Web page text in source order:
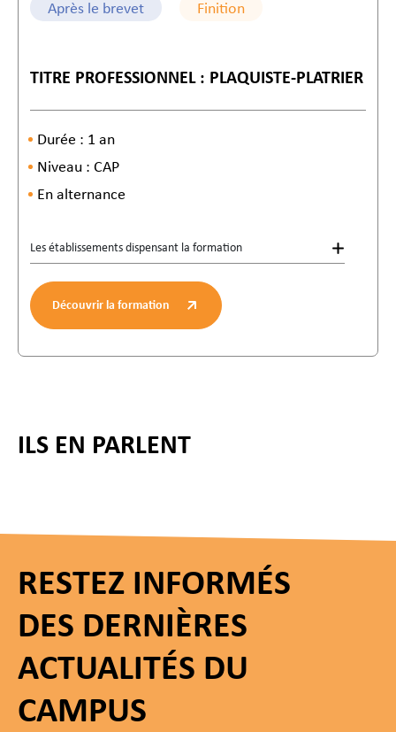
Après le brevet Finition
TITRE PROFESSIONNEL : PLAQUISTE-PLATRIER
Durée : 1 an
Niveau : CAP
En alternance
Les établissements dispensant la formation
Découvrir la formation
ILS EN PARLENT
RESTEZ INFORMÉS
DES DERNIÈRES
ACTUALITÉS DU
CAMPUS